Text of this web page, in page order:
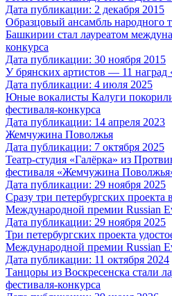
Дата публикации: 2 декабря 2015
Образцовый ансамбль народного
Башкирии стал лауреатом
конкурса
Дата публикации: 30 ноября 2015
У брянских артистов — 11
Дата публикации: 4 июля 2025
Юные вокалисты Калуги
фестиваля-конкурса
Дата публикации: 14 апреля 2023
Жемчужина Поволжья
Дата публикации: 7 октября 2025
Театр-студия «Галёрка» из
фестиваля «Жемчужина
Дата публикации: 29 ноября 2025
Сразу три петербургских проекта
Международной премии Russian
Дата публикации: 29 ноября 2025
Три петербургских проекта
Международной премии Russian
Дата публикации: 11 октября 2024
Танцоры из Воскресенска стали
фестиваля-конкурса